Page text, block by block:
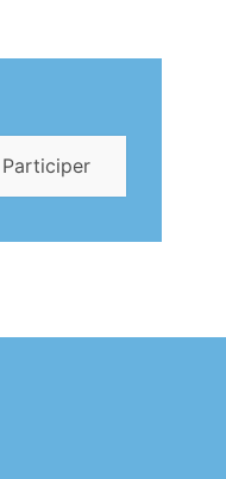
Participer